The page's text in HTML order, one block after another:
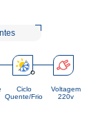
Ciclo
Quente/Frio
Voltagem
220v